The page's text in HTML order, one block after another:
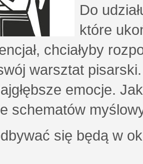
Do
które
chciałyby
warsztat
emocje.
schematów
się będą w